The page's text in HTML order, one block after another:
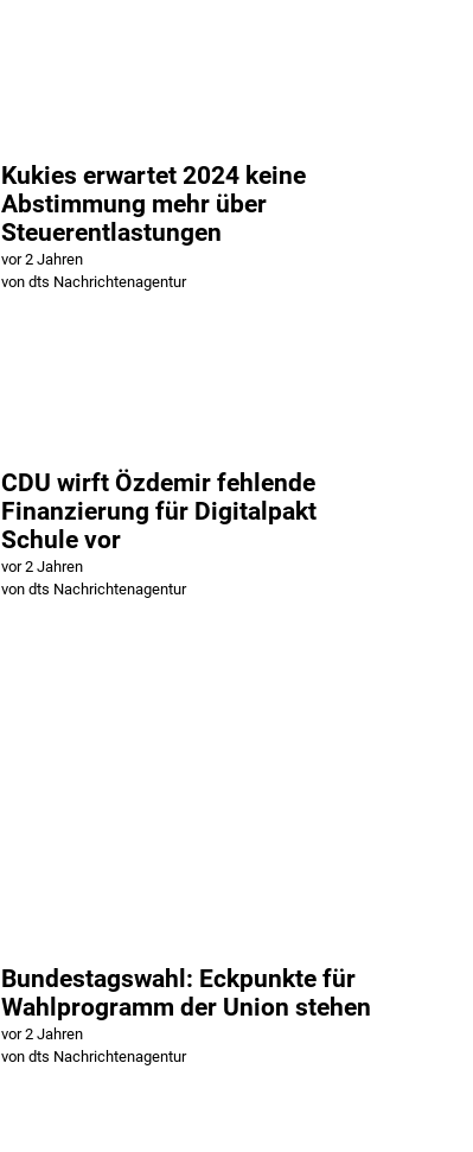
Kukies erwartet 2024 keine
Abstimmung mehr über
Steuerentlastungen
vor 2 Jahren
von dts Nachrichtenagentur
CDU wirft Özdemir fehlende
Finanzierung für Digitalpakt
Schule vor
vor 2 Jahren
von dts Nachrichtenagentur
Bundestagswahl: Eckpunkte für
Wahlprogramm der Union stehen
vor 2 Jahren
von dts Nachrichtenagentur